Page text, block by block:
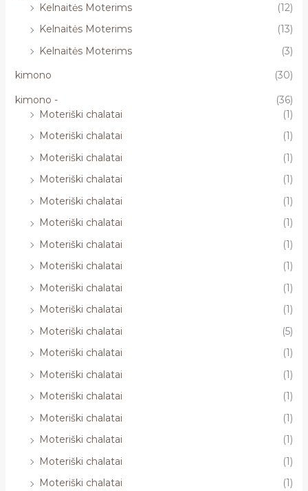
Kelnaitės Moterims
(12)
Kelnaitės Moterims
(13)
Kelnaitės Moterims
(3)
kimono
(30)
kimono -
(36)
Moteriški chalatai
(1)
Moteriški chalatai
(1)
Moteriški chalatai
(1)
Moteriški chalatai
(1)
Moteriški chalatai
(1)
Moteriški chalatai
(1)
Moteriški chalatai
(1)
Moteriški chalatai
(1)
Moteriški chalatai
(1)
Moteriški chalatai
(1)
Moteriški chalatai
(5)
Moteriški chalatai
(1)
Moteriški chalatai
(1)
Moteriški chalatai
(1)
Moteriški chalatai
(1)
Moteriški chalatai
(1)
Moteriški chalatai
(1)
Moteriški chalatai
(1)